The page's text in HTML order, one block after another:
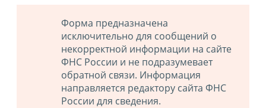
Форма предназначена
исключительно для сообщений о
некорректной информации на сайте
ФНС России и не подразумевает
обратной связи. Информация
направляется редактору сайта ФНС
России для сведения.